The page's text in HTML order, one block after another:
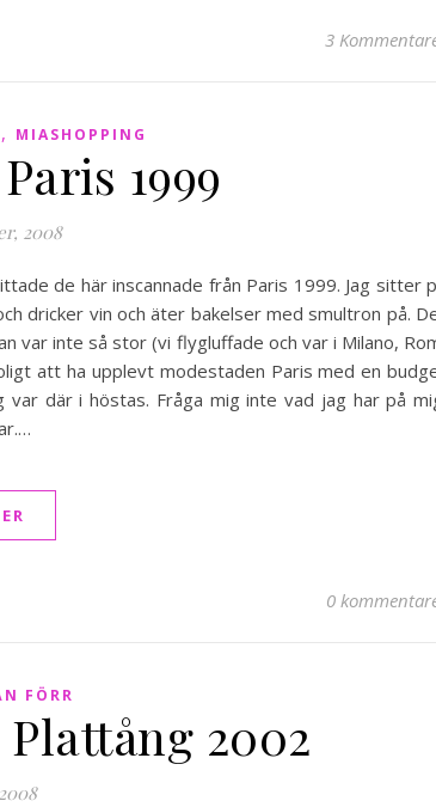
3
, MIASHOPPING
1999
2008
de här inscannade från Paris 1999. Jag sitter
dricker vin och äter bakelser med smultron på.
var inte så stor (vi flygluffade och var i Milano,
att ha upplevt modestaden Paris med en
där i höstas. Fråga mig inte vad jag har på
0
FÖRR
2002